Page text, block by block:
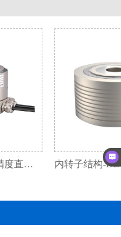
外转子结构-DD高精度直驱电机